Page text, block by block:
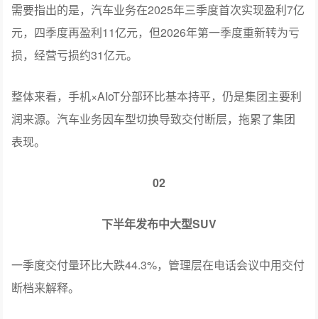
损，经营亏损约31亿元。
整体来看，手机×AIoT分部环比基本持平，仍是集团主要利
表现。
下半年发布中大型SUV
一季度交付量环比大跌44.3%，管理层在电话会议中用交付
卢伟冰说，一季度正值第一代SU7停售、新一代SU7刚发